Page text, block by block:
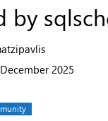
by
2025